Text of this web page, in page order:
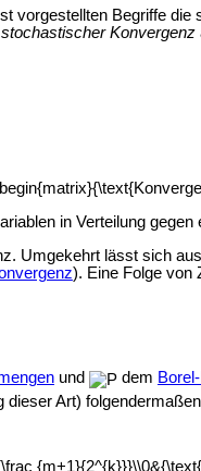
vorgestellten Begriffe
stochastischer Konvergenz
in Verteilung
Umgekehrt lässt sich
). Eine Folge von
und dem
Art)